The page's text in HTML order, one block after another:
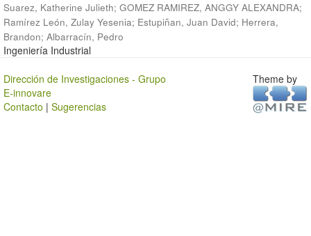
Suarez, Katherine Julieth; GOMEZ RAMIREZ, ANGGY ALEXANDRA;
Ramírez León, Zulay Yesenia; Estupiñan, Juan David; Herrera,
Brandon; Albarracín, Pedro
Ingeniería Industrial
Dirección de Investigaciones - Grupo
E-innovare
Contacto | Sugerencias
Theme by